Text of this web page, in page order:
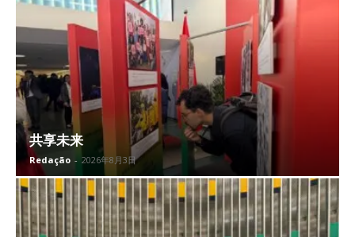
共享未来
Redação - 2026年8月3日